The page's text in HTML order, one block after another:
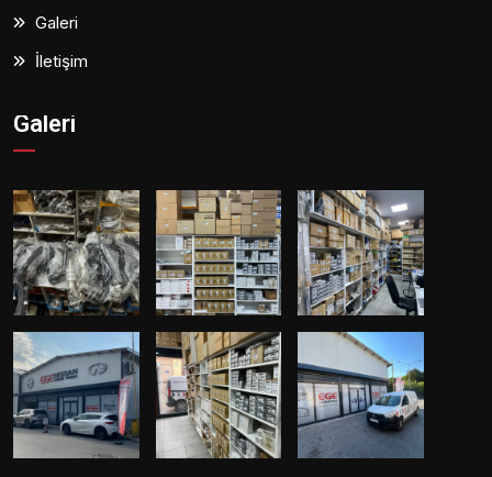
Galeri
İletişim
Galeri